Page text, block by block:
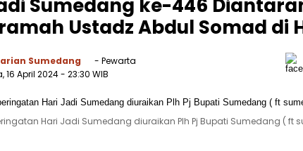
Sumedang ke-446
Ustadz Abdul Somad di
Sumedang
- Pewarta
16 April 2024- 23:30 WIB
Hari Jadi Sumedang diuraikan Plh Pj Bupati Sumedang ( ft